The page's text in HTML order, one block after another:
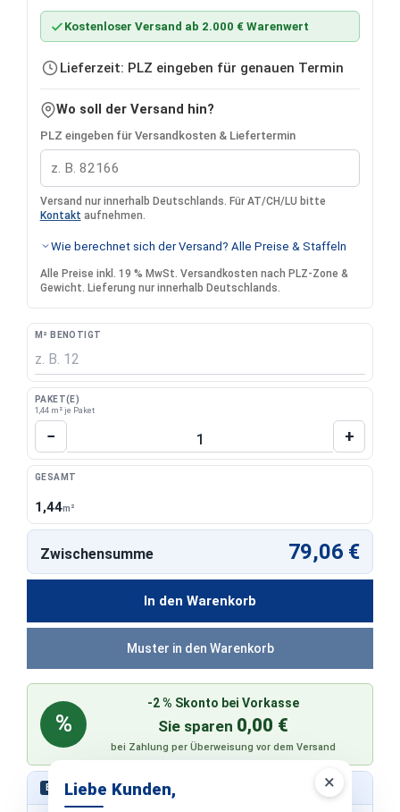
×
Liebe Kunden,
Kostenloser Versand ab 2.000 € Warenwert
Lieferzeit: PLZ eingeben für genauen Termin
Wo soll der Versand hin?
PLZ eingeben für Versandkosten & Liefertermin
Versand nur innerhalb Deutschlands. Für AT/CH/LU bitte
Kontakt aufnehmen.
Wie berechnet sich der Versand? Alle Preise & Staffeln
Alle Preise inkl. 19 % MwSt. Versandkosten nach PLZ-Zone &
Gewicht. Lieferung nur innerhalb Deutschlands.
M² BENÖTIGT
PAKET(E)
1,44 m² je Paket
Produkt Anzahl: Gib den gewünschten
− +
GESAMT
1,44m²
In den Warenkorb
EXPRESS Schnell bestellen – ohne Konto
Zwischensumme 79,06 €
%
-2 % Skonto bei Vorkasse
Sie sparen 0,00 €
bei Zahlung per Überweisung vor dem Versand
Muster in den Warenkorb